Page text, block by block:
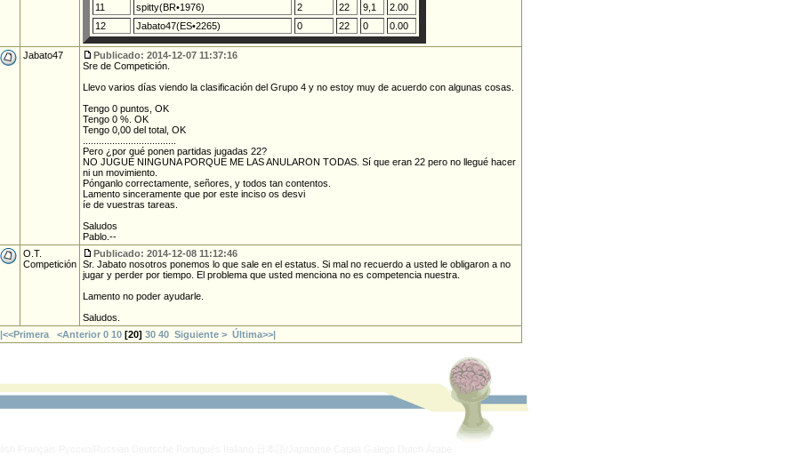
11
spitty(BR•1976) 2 22 9,1
2.00
12
Jabato47(ES•2265) 0 22 0 0.00
Jabato47
Publicado: 2014-12-07 11:37:16
Sre de Competición.
Llevo varios días viendo la clasificación del Grupo 4 y no estoy muy de acuerdo con algunas cosas.
Tengo 0 puntos, OK
Tengo 0 %. OK
Tengo 0,00 del total, OK
Pero ¿por qué ponen partidas jugadas 22?
NO JUGUÉ NINGUNA PORQUE ME LAS ANULARON TODAS. Sí que eran 22 pero no llegué hacer
ni un movimiento.
Pónganlo correctamente, señores, y todos tan contentos.
Lamento sinceramente que por este inciso os desvi
íe de vuestras tareas.
Saludos
Pablo.--
O.T.
Competición
Publicado: 2014-12-08 11:12:46
Sr. Jabato nosotros ponemos lo que sale en el estatus. Si mal no recuerdo a usted le obligaron a no
jugar y perder por tiempo. El problema que usted menciona no es competencia nuestra.
Lamento no poder ayudarle.
Saludos.
|<<Primera
<Anterior 0 10[20] 30 40 Siguiente > Última>>|